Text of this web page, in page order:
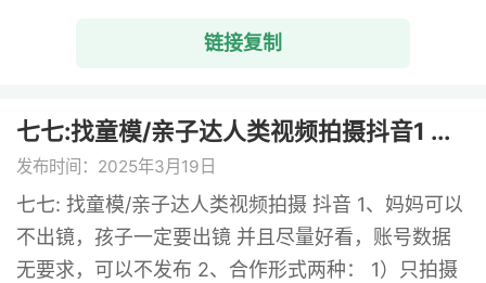
链接复制
七七:找童模/亲子达人类视频拍摄抖音1 ...
发布时间：2025年3月19日
七七: 找童模/亲子达人类视频拍摄 抖音 1、妈妈可以
不出镜，孩子一定要出镜 并且尽量好看，账号数据
无要求，可以不发布 2、合作形式两种： 1）只拍摄